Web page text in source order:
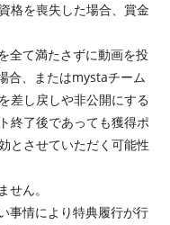
格を喪失した場合、賞金
全て満たさずに動画を投
合、またはmystaチーム
差し戻しや非公開にする
終了後であっても獲得ポ
とさせていただく可能性
ん。
事情により特典履行が行